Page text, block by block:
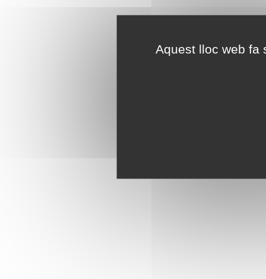
Aquest lloc web fa